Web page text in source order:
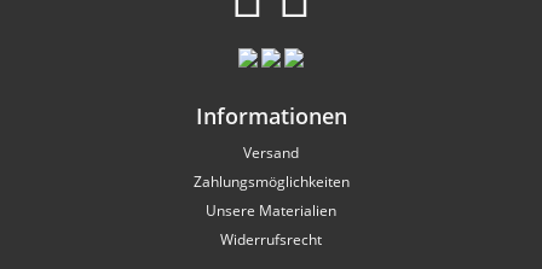
Informationen
Versand
Zahlungsmöglichkeiten
Unsere Materialien
Widerrufsrecht